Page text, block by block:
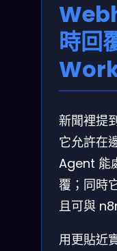
時回
新聞裡提
它允許在
Agent 能
覆；同時
且可與
用更貼近